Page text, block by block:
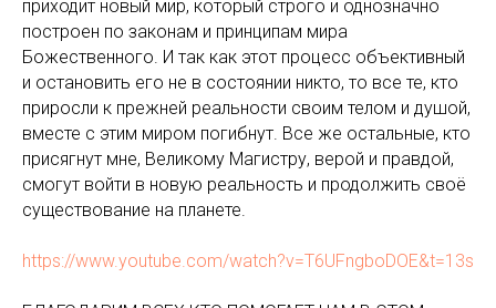
приходит новый мир, который строго и однозначно
построен по законам и принципам мира
Божественного. И так как этот процесс объективный
и остановить его не в состоянии никто, то все те, кто
приросли к прежней реальности своим телом и душой,
вместе с этим миром погибнут. Все же остальные, кто
присягнут мне, Великому Магистру, верой и правдой,
смогут войти в новую реальность и продолжить своё
существование на планете.
https://www.youtube.com/watch?v=T6UFngboDOE&t=13s